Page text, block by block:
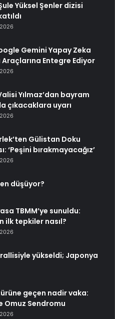
Yüksel Şenler dizisi
Gemini Yapay Zeka
Araçlarına Entegre Ediyor
Yılmaz’dan bayram
çıkacaklara uyarı
Gülistan Doku
‘Peşini bırakmayacağız’
düşüyor?
TBMM’ye sunuldu:
ilk tepkiler nasıl?
yükseldi; Japonya
geçen nadir vaka:
Omuz Sendromu